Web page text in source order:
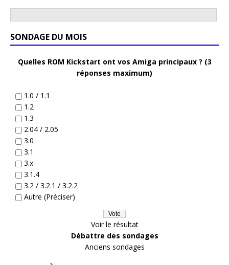
SONDAGE DU MOIS
Quelles ROM Kickstart ont vos Amiga principaux ? (3
réponses maximum)
1.0 / 1.1
1.2
1.3
2.04 / 2.05
3.0
3.1
3.x
3.1.4
3.2 / 3.2.1 / 3.2.2
Autre (Préciser)
Voir le résultat
Débattre des sondages
Anciens sondages